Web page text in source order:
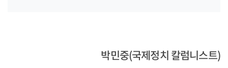
박민중(국제정치 칼럼니스트)